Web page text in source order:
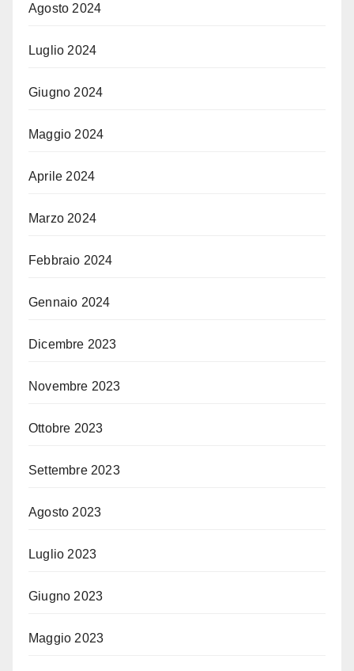
Agosto 2024
Luglio 2024
Giugno 2024
Maggio 2024
Aprile 2024
Marzo 2024
Febbraio 2024
Gennaio 2024
Dicembre 2023
Novembre 2023
Ottobre 2023
Settembre 2023
Agosto 2023
Luglio 2023
Giugno 2023
Maggio 2023